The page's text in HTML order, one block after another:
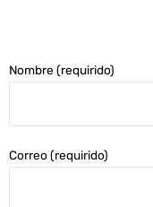
Nombre (requirido)
Correo (requirido)